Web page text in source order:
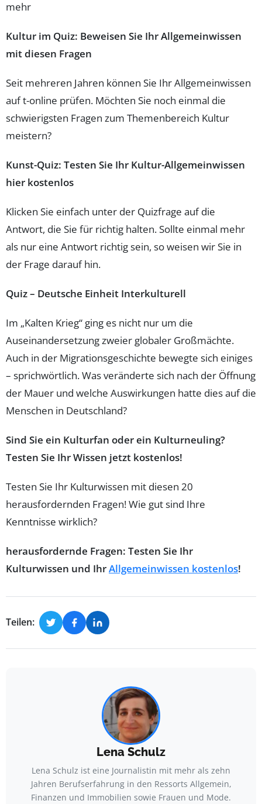
mehr
Kultur im Quiz: Beweisen Sie Ihr Allgemeinwissen
mit diesen Fragen
Seit mehreren Jahren können Sie Ihr Allgemeinwissen
auf t-online prüfen. Möchten Sie noch einmal die
schwierigsten Fragen zum Themenbereich Kultur
meistern?
Kunst-Quiz: Testen Sie Ihr Kultur-Allgemeinwissen
hier kostenlos
Klicken Sie einfach unter der Quizfrage auf die
Antwort, die Sie für richtig halten. Sollte einmal mehr
als nur eine Antwort richtig sein, so weisen wir Sie in
der Frage darauf hin.
Quiz – Deutsche Einheit Interkulturell
Im „Kalten Krieg“ ging es nicht nur um die
Auseinandersetzung zweier globaler Großmächte.
Auch in der Migrationsgeschichte bewegte sich einiges
– sprichwörtlich. Was veränderte sich nach der Öffnung
der Mauer und welche Auswirkungen hatte dies auf die
Menschen in Deutschland?
Sind Sie ein Kulturfan oder ein Kulturneuling?
Testen Sie Ihr Wissen jetzt kostenlos!
Testen Sie Ihr Kulturwissen mit diesen 20
herausfordernden Fragen! Wie gut sind Ihre
Kenntnisse wirklich?
herausfordernde Fragen: Testen Sie Ihr
Kulturwissen und IhrAllgemeinwissen kostenlos!
Teilen:
Lena Schulz
Lena Schulz ist eine Journalistin mit mehr als zehn
Jahren Berufserfahrung in den Ressorts Allgemein,
Finanzen und Immobilien sowie Frauen und Mode.